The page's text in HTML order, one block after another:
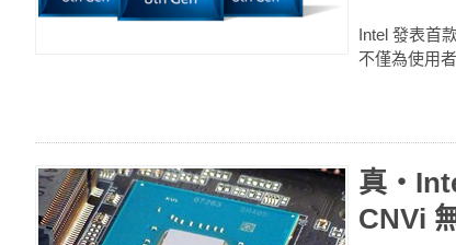
Intel 發表首
不僅為使用
真
CNVi